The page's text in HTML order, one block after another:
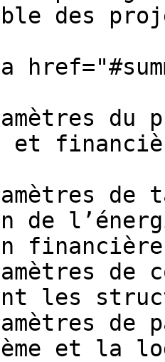
des
et
de
les
de
et la